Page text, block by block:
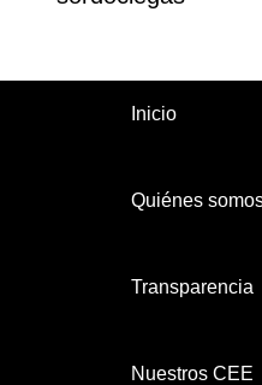
Inicio
Quiénes
Transparencia
Nuestros CEE